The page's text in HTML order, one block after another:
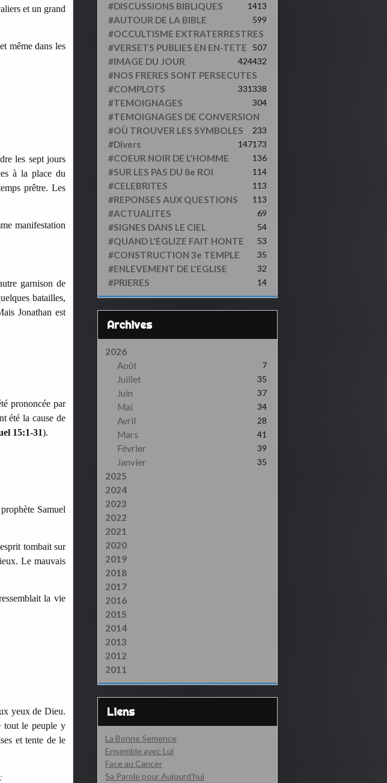
et un grand
même dans les
les sept jours
à la place du
prêtre. Les
manifestation
garnison de
batailles,
Jonathan est
prononcée par
été la cause de
15:1-31).
Samuel
tombait sur
Le mauvais
la vie
yeux de Dieu.
tout le peuple y
et tente de le
#DISCUSSIONS BIBLIQUES 1413
#AUTOUR DE LA BIBLE 599
#OCCULTISME EXTRATERRESTRES
507
#VERSETS PUBLIES EN EN-TETE
432
#IMAGE DU JOUR 424
#NOS FRERES SONT PERSECUTES
338
#COMPLOTS 331
#TEMOIGNAGES 304
#TEMOIGNAGES DE CONVERSION
233
#OÙ TROUVER LES SYMBOLES
173
#Divers 147
#COEUR NOIR DE L'HOMME 136
#SUR LES PAS DU 8e ROI 114
#CELEBRITES 113
#REPONSES AUX QUESTIONS 113
#ACTUALITES 69
#SIGNES DANS LE CIEL 54
#QUAND L'EGLIZE FAIT HONTE 53
#CONSTRUCTION 3e TEMPLE 35
#ENLEVEMENT DE L'EGLISE 32
#PRIERES 14
Archives
2026
Août
7
Juillet 35
Juin 37
Mai 34
Avril 28
Mars 41
Février 39
Janvier 35
2025
2024
2023
2022
2021
2020
2019
2018
2017
2016
2015
2014
2013
2012
2011
Liens
La Bonne Semence
Ensemble avec Lui
Face au Cancer
Sa Parole pour Aujourd'hui